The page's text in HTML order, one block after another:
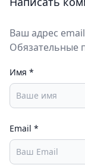
Ваш адрес
Обязательные
Имя *
Email *